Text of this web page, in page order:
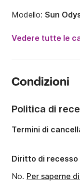
Modello: Sun
Numero di posti
Pescaggio:1.85m
Potenza del
Vedere tutte le
Condizioni
Politica di
Termini di
Diritto di
No. Per saperne